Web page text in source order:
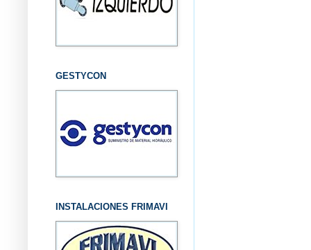
GESTYCON
INSTALACIONES FRIMAVI